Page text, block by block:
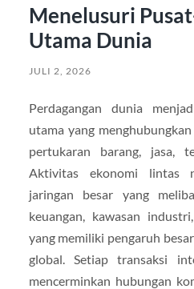
Menelusuri
Utama Dunia
JULI 2, 2026
Perdagangan dunia
utama yang
pertukaran barang, jasa,
Aktivitas ekonomi lintas
jaringan besar yang
keuangan, kawasan
yang memiliki pengaruh
global. Setiap transaksi
mencerminkan hubungan